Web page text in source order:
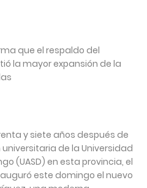
que el respaldo del
la mayor expansión de la
y siete años después de
de la Universidad
(UASD) en esta provincia, el
este domingo el nuevo